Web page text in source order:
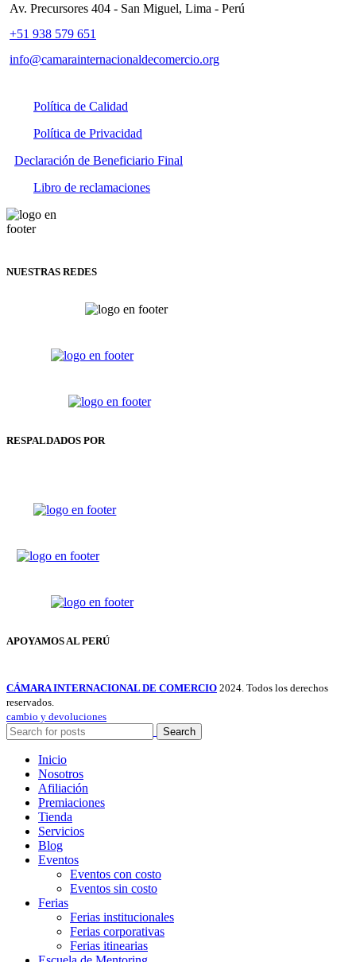
Av. Precursores 404 - San Miguel, Lima - Perú
+51 938 579 651
info@camarainternacionaldecomercio.org
Política de Calidad
Política de Privacidad
Declaración de Beneficiario Final
Libro de reclamaciones
NUESTRAS REDES
RESPALDADOS POR
APOYAMOS AL PERÚ
CÁMARA INTERNACIONAL DE COMERCIO 2024. Todos los derechos
reservados.
cambio y devoluciones
Search
Inicio
Nosotros
Afiliación
Premiaciones
Tienda
Servicios
Blog
Eventos
Eventos con costo
Eventos sin costo
Ferias
Ferias institucionales
Ferias corporativas
Ferias itinearias